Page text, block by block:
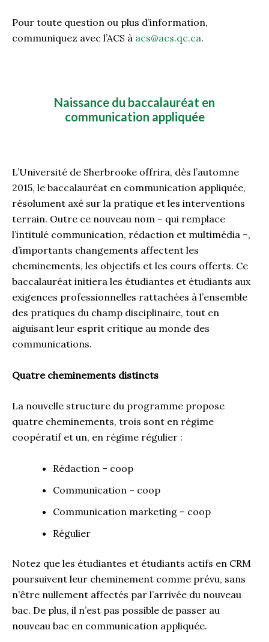
Pour toute question ou plus d’information,
communiquez avec l’ACS à acs@acs.qc.ca.
Naissance du baccalauréat en
communication appliquée
L’Université de Sherbrooke offrira, dès l’automne
2015, le baccalauréat en communication appliquée,
résolument axé sur la pratique et les interventions
terrain. Outre ce nouveau nom – qui remplace
l’intitulé communication, rédaction et multimédia –,
d’importants changements affectent les
cheminements, les objectifs et les cours offerts. Ce
baccalauréat initiera les étudiantes et étudiants aux
exigences professionnelles rattachées à l’ensemble
des pratiques du champ disciplinaire, tout en
aiguisant leur esprit critique au monde des
communications.
Quatre cheminements distincts
La nouvelle structure du programme propose
quatre cheminements, trois sont en régime
coopératif et un, en régime régulier :
Rédaction – coop
Communication – coop
Communication marketing – coop
Régulier
Notez que les étudiantes et étudiants actifs en CRM
poursuivent leur cheminement comme prévu, sans
n’être nullement affectés par l’arrivée du nouveau
bac. De plus, il n’est pas possible de passer au
nouveau bac en communication appliquée.